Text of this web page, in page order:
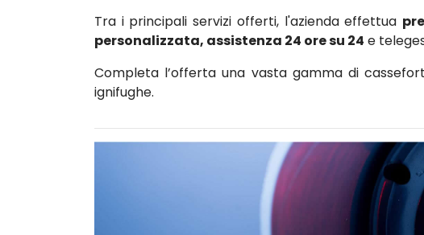
Tra i principali servizi offerti, l'azienda effettua
personalizzata, assistenza 24 ore su 24 e
Completa l’offerta una vasta gamma di
ignifughe.